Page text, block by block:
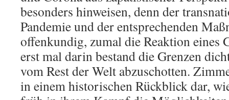
besonders hinweisen, denn der
Pandemie und der entsprechenden
offenkundig, zumal die Reaktion eines
erst mal darin bestand die Grenzen
vom Rest der Welt abzuschotten.
in einem historischen Rückblick dar,